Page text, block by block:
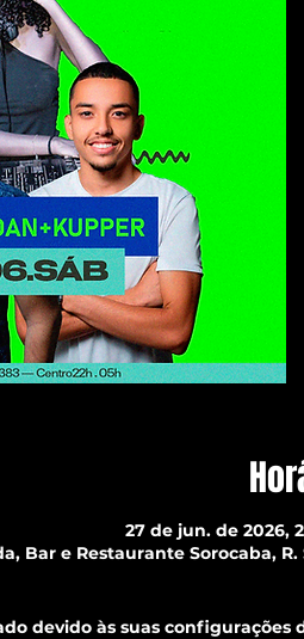
27 de jun. de 2026,
Bar e Restaurante Sorocaba, R.
devido às suas configurações